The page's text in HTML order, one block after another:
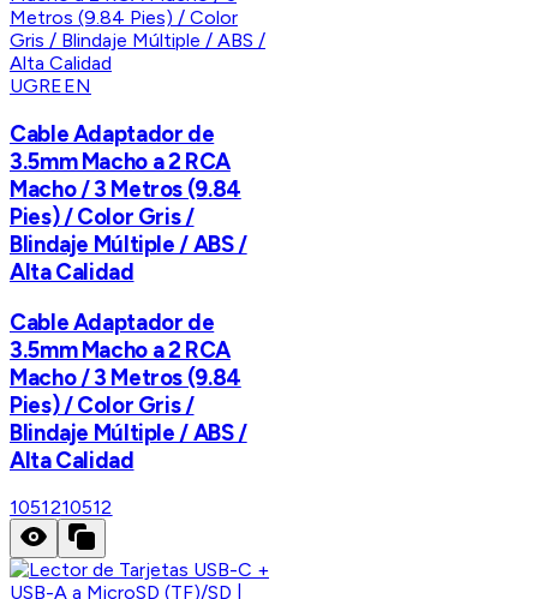
UGREEN
Cable Adaptador de
3.5mm Macho a 2 RCA
Macho / 3 Metros (9.84
Pies) / Color Gris /
Blindaje Múltiple / ABS /
Alta Calidad
Cable Adaptador de
3.5mm Macho a 2 RCA
Macho / 3 Metros (9.84
Pies) / Color Gris /
Blindaje Múltiple / ABS /
Alta Calidad
1051210512